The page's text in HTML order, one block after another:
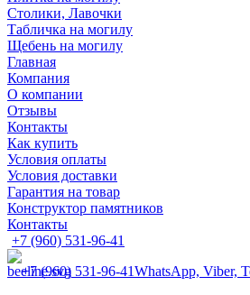
Столики, Лавочки
Табличка на могилу
Щебень на могилу
Главная
Компания
О компании
Отзывы
Контакты
Как купить
Условия оплаты
Условия доставки
Гарантия на товар
Конструктор памятников
Контакты
+7 (960) 531-96-41
+7 (960) 531-96-41WhatsApp, Viber,